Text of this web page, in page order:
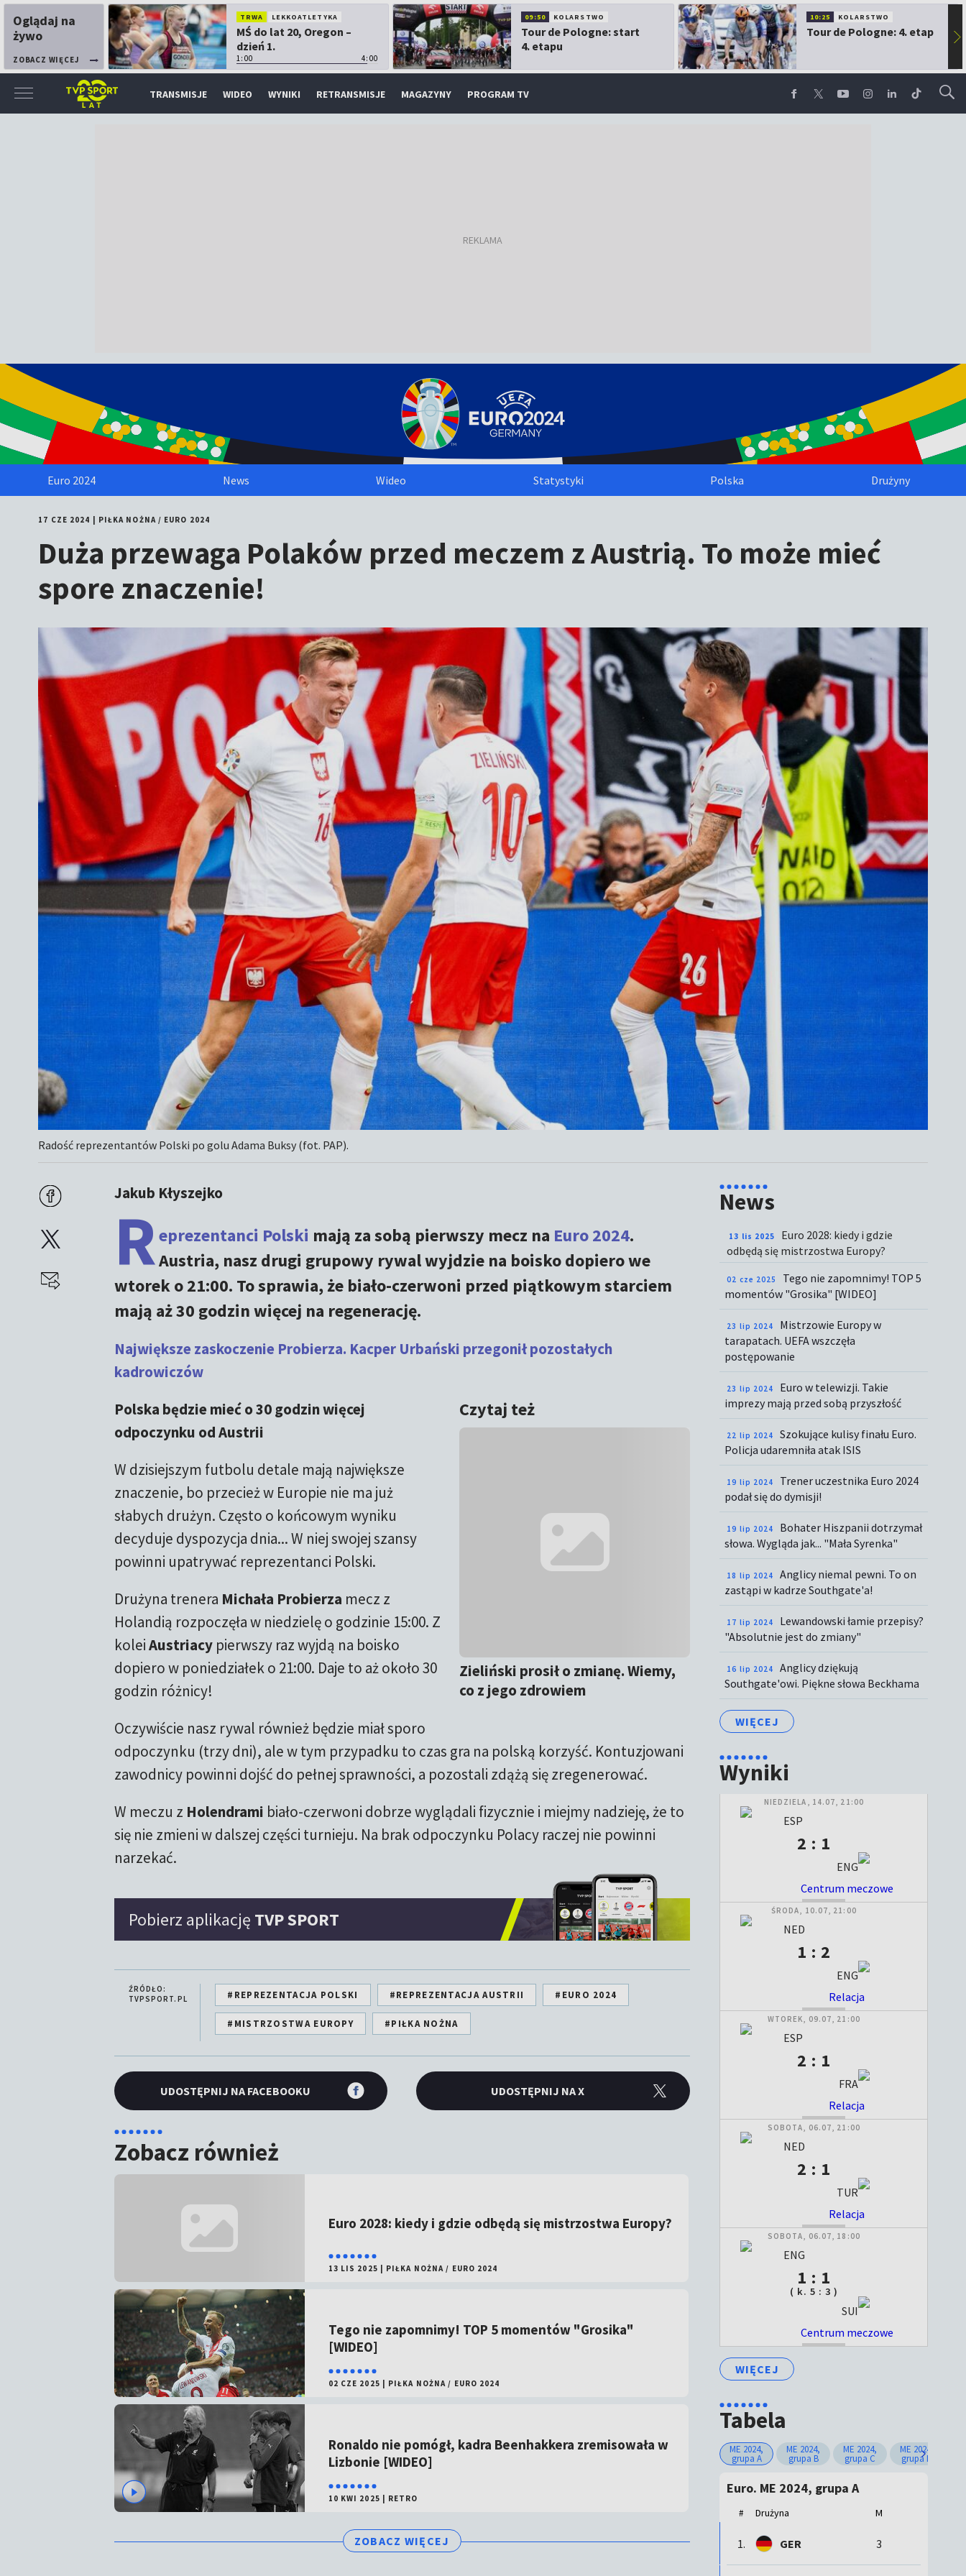
Oglądaj na
żywo
ZOBACZ WIĘCEJ
TRWA LEKKOATLETYKA
MŚ do lat 20, Oregon –
dzień 1.
1:00 4:00
09:50 KOLARSTWO
Tour de Pologne: start
4. etapu
10:25 KOLARSTWO
Tour de Pologne: 4. etap ▶
TRANSMISJE WIDEO WYNIKI RETRANSMISJE MAGAZYNY PROGRAM TV
Euro 2024 News Wideo Statystyki Polska Drużyny
17 CZE 2024 PIŁKA NOŻNA/ EURO 2024
Duża przewaga Polaków przed meczem z Austrią. To może mieć
spore znaczenie!
Radość reprezentantów Polski po golu Adama Buksy (fot. PAP).
Jakub Kłyszejko
Reprezentanci Polski mają za sobą pierwszy mecz na Euro 2024.
Austria, nasz drugi grupowy rywal wyjdzie na boisko dopiero we
wtorek o 21:00. To sprawia, że biało-czerwoni przed piątkowym starciem
mają aż 30 godzin więcej na regenerację.
Największe zaskoczenie Probierza. Kacper Urbański przegonił pozostałych
kadrowiczów
Czytaj też
Zieliński prosił o zmianę. Wiemy,
co z jego zdrowiem
Polska będzie mieć o 30 godzin więcej
odpoczynku od Austrii
W dzisiejszym futbolu detale mają największe
znaczenie, bo przecież w Europie nie ma już
słabych drużyn. Często o końcowym wyniku
decyduje dyspozycja dnia... W niej swojej szansy
powinni upatrywać reprezentanci Polski.
Drużyna trenera Michała Probierza mecz z
Holandią rozpoczęła w niedzielę o godzinie 15:00. Z
koleiAustriacypierwszy raz wyjdą na boisko
dopiero w poniedziałek o 21:00. Daje to aż około 30
godzin różnicy!
Oczywiście nasz rywal również będzie miał sporo
odpoczynku (trzy dni), ale w tym przypadku to czas gra na polską korzyść. Kontuzjowani
zawodnicy powinni dojść do pełnej sprawności, a pozostali zdążą się zregenerować.
W meczu z Holendrami biało-czerwoni dobrze wyglądali fizycznie i miejmy nadzieję, że to
się nie zmieni w dalszej części turnieju. Na brak odpoczynku Polacy raczej nie powinni
narzekać.
Pobierz aplikację TVP SPORT
ŹRÓDŁO:
TVPSPORT.PL
#REPREZENTACJA POLSKI #REPREZENTACJA AUSTRII #EURO 2024
#MISTRZOSTWA EUROPY #PIŁKA NOŻNA
UDOSTĘPNIJ NA FACEBOOKU UDOSTĘPNIJ NA X
Zobacz również
Euro 2028: kiedy i gdzie odbędą się mistrzostwa Europy?
13 LIS 2025 PIŁKA NOŻNA / EURO 2024
Tego nie zapomnimy! TOP 5 momentów "Grosika"
[WIDEO]
02 CZE 2025 PIŁKA NOŻNA / EURO 2024
Ronaldo nie pomógł, kadra Beenhakkera zremisowała w
Lizbonie [WIDEO]
10 KWI 2025 RETRO
ZOBACZ WIĘCEJ
News
13 lis 2025
Euro 2028: kiedy i gdzie
odbędą się mistrzostwa Europy?
02 cze 2025
Tego nie zapomnimy! TOP 5
momentów "Grosika" [WIDEO]
23 lip 2024
Mistrzowie Europy w
tarapatach. UEFA wszczęła
postępowanie
23 lip 2024
Euro w telewizji. Takie
imprezy mają przed sobą przyszłość
22 lip 2024
Szokujące kulisy finału Euro.
Policja udaremniła atak ISIS
19 lip 2024
Trener uczestnika Euro 2024
podał się do dymisji!
19 lip 2024
Bohater Hiszpanii dotrzymał
słowa. Wygląda jak... "Mała Syrenka"
18 lip 2024
Anglicy niemal pewni. To on
zastąpi w kadrze Southgate'a!
17 lip 2024
Lewandowski łamie przepisy?
"Absolutnie jest do zmiany"
16 lip 2024
Anglicy dziękują
Southgate'owi. Piękne słowa Beckhama
WIĘCEJ
Wyniki
NIEDZIELA, 14.07, 21:00
ESP
2 : 1
ENG
Centrum meczowe
ŚRODA, 10.07, 21:00
NED
1 : 2
ENG
Relacja
WTOREK, 09.07, 21:00
ESP
2 : 1
FRA
Relacja
SOBOTA, 06.07, 21:00
NED
2 : 1
TUR
Relacja
SOBOTA, 06.07, 18:00
ENG
1 : 1
( k. 5 : 3 )
SUI
Centrum meczowe
WIĘCEJ
Tabela
ME 2024,
grupa A
ME 2024,
grupa B
ME 2024,
grupa C
ME 2024,
grupa D
Euro. ME 2024, grupa A
# Drużyna M
1. GER 3